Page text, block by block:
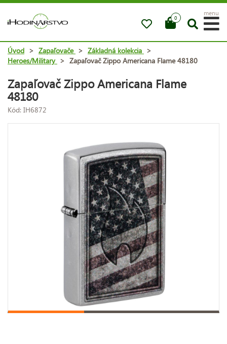
0
menu
Úvod > Zapaľovače > Základná kolekcia >
Heroes/Military > Zapaľovač Zippo Americana Flame 48180
Zapaľovač Zippo Americana Flame
48180
Kód: IH6872